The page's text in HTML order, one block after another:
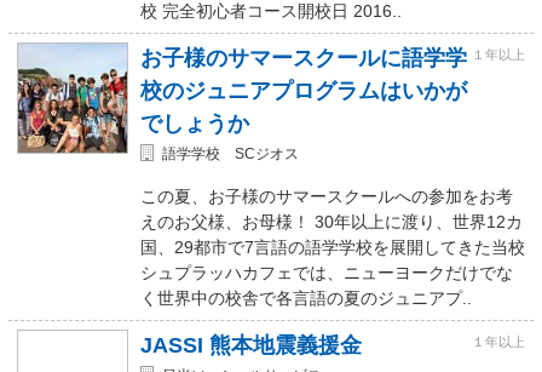
校 完全初心者コース開校日 2016..
お子様のサマースクールに語学学
校のジュニアプログラムはいかが
でしょうか
１年以上
語学学校 SCジオス
この夏、お子様のサマースクールへの参加をお考
えのお父様、お母様！ 30年以上に渡り、世界12カ
国、29都市で7言語の語学学校を展開してきた当校
シュプラッハカフェでは、ニューヨークだけでな
く世界中の校舎で各言語の夏のジュニアプ..
JASSI 熊本地震義援金 １年以上